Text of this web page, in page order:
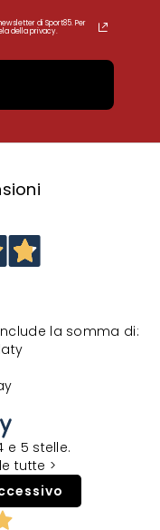
di Sport85. Per
della privacy.
la somma di:
e 5 stelle.
tutte >